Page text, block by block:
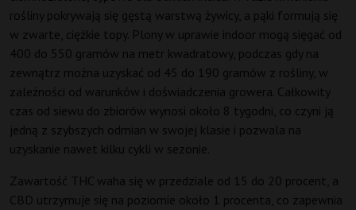
rośliny pokrywają się gęstą warstwą żywicy, a pąki formują się
w zwarte, ciężkie topy. Plony w uprawie indoor mogą sięgać od
400 do 550 gramów na metr kwadratowy, podczas gdy na
zewnątrz można uzyskać od 45 do 190 gramów z rośliny, w
zależności od warunków i doświadczenia growera. Całkowity
czas od siewu do zbiorów wynosi około 8 tygodni, co czyni ją
jedną z szybszych odmian w swojej klasie i pozwala na
uzyskanie nawet kilku cykli w sezonie.
Zawartość THC waha się w przedziale od 15 do 20 procent, a
CBD utrzymuje się na poziomie około 1 procenta, co zapewnia